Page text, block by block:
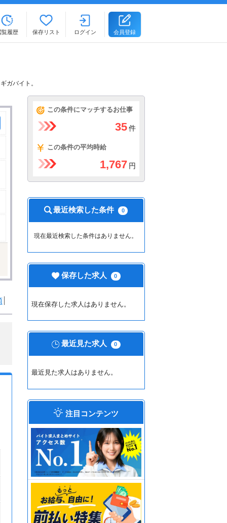
覧履歴 保存リスト ログイン 会員登録
ガバイト。
この条件にマッチするお仕事
35 件
この条件の平均時給
1,767 円
最近検索した条件 0
現在最近検索した条件はありません。
保存した求人 0
現在保存した求人はありません。
最近見た求人 0
最近見た求人はありません。
注目コンテンツ